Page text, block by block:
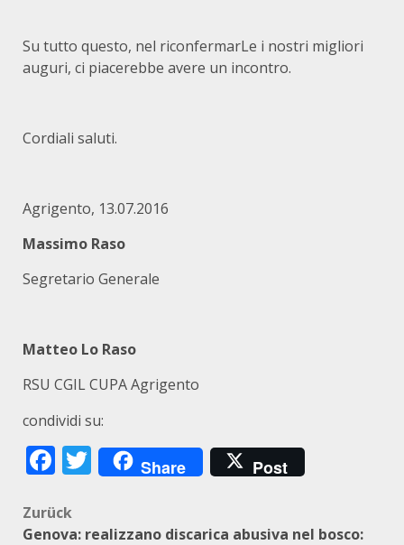
Su tutto questo, nel riconfermarLe i nostri migliori
auguri, ci piacerebbe avere un incontro.
Cordiali saluti.
Agrigento, 13.07.2016
Massimo Raso
Segretario Generale
Matteo Lo Raso
RSU CGIL CUPA Agrigento
condividi su:
Facebook
Twitter
Share Post
Beitragsnavigation
Zurück
Genova: realizzano discarica abusiva nel bosco: